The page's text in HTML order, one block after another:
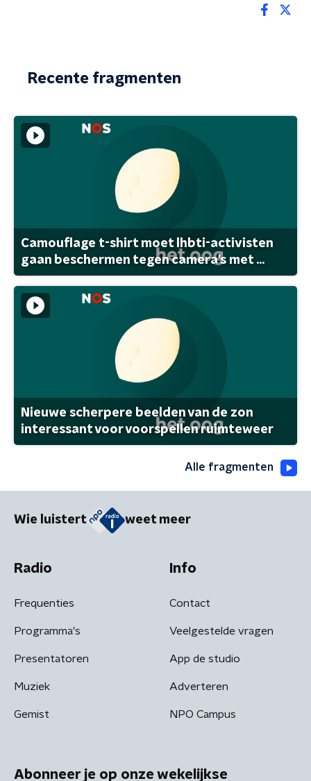
Recente fragmenten
Camouflage t-shirt moet lhbti-activisten
gaan beschermen tegen camera's met ...
Nieuwe scherpere beelden van de zon
interessant voor voorspellen ruimteweer
Alle fragmenten
Wie luistert weet meer
Radio
Frequenties
Programma's
Presentatoren
Muziek
Gemist
Info
Contact
Veelgestelde vragen
App de studio
Adverteren
NPO Campus
Abonneer je op onze wekelijkse